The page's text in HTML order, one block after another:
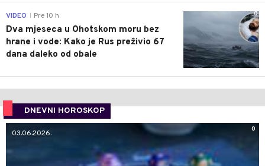
0
VIDEO Pre 10 h
Dva mjeseca u Ohotskom moru bez
hrane i vode: Kako je Rus preživio 67
dana daleko od obale
DNEVNI HOROSKOP
0
03.06.2026.